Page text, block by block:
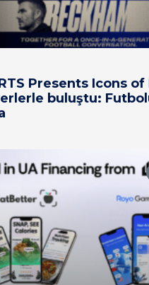
Presents Icons of
buluştu: